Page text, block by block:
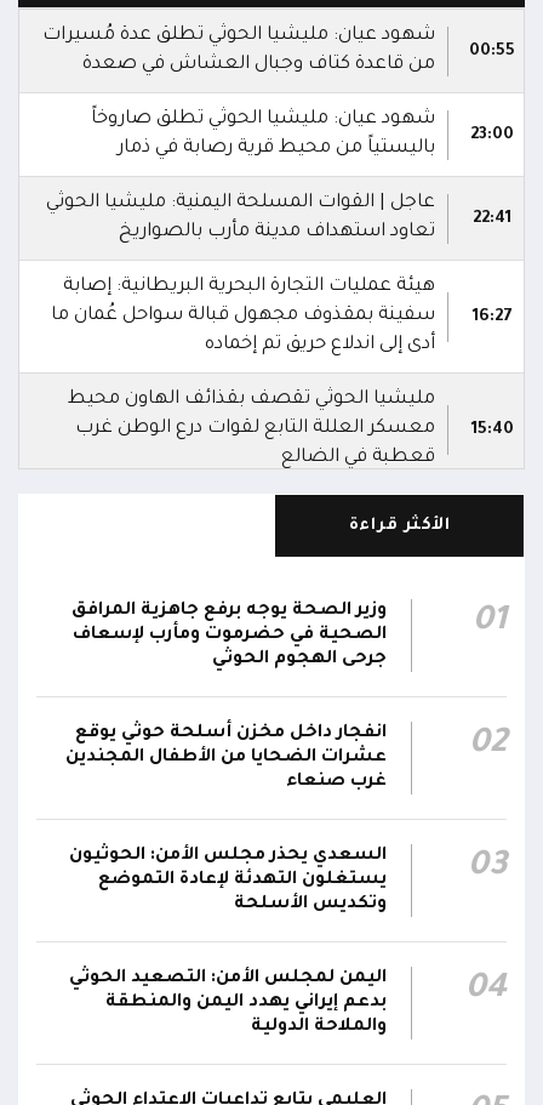
00:55
شهود عيان: مليشيا الحوثي تطلق عدة مُسيرات
من قاعدة كتاف وجبال العشاش في صعدة
23:00
شهود عيان: مليشيا الحوثي تطلق صاروخاً
باليستياً من محيط قرية رصابة في ذمار
22:41
عاجل | القوات المسلحة اليمنية: مليشيا الحوثي
تعاود استهداف مدينة مأرب بالصواريخ
16:27
هيئة عمليات التجارة البحرية البريطانية: إصابة
سفينة بمقذوف مجهول قبالة سواحل عُمان ما
أدى إلى اندلاع حريق تم إخماده
15:40
مليشيا الحوثي تقصف بقذائف الهاون محيط
معسكر العللة التابع لقوات درع الوطن غرب
قعطبة في الضالع
مليشيا الحوثي تقصف أحياء سكنية غرب قعطبة
15:35
قصف حوثي عشوائي بالسلاح الثقيل يستهدف
مناطق مآهولة بقرى المعزوب والعبارى في
محافظة الضالع
12:22
والجيش يقصف مواقع حوثية ويتصدى للمسيرات
الأكثر قراءة
01
وزير الصحة يوجه برفع جاهزية المرافق
الصحية في حضرموت ومأرب لإسعاف
جرحى الهجوم الحوثي
02
انفجار داخل مخزن أسلحة حوثي يوقع
عشرات الضحايا من الأطفال المجندين
غرب صنعاء
03
السعدي يحذر مجلس الأمن: الحوثيون
يستغلون التهدئة لإعادة التموضع
وتكديس الأسلحة
04
اليمن لمجلس الأمن: التصعيد الحوثي
بدعم إيراني يهدد اليمن والمنطقة
والملاحة الدولية